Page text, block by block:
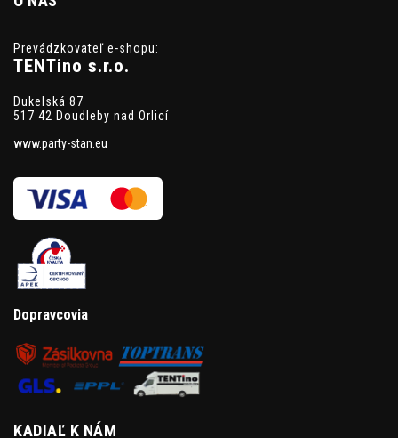
Prevádzkovateľ e-shopu:
TENTino s.r.o.
Dukelská 87
517 42 Doudleby nad Orlicí
www.party-stan.eu
Dopravcovia
KADIAĽ K NÁM